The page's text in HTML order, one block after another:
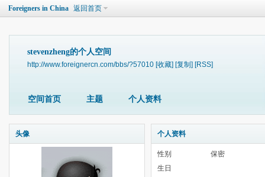
Foreigners in China 返回首页
stevenzheng的个人空间
http://www.foreignercn.com/bbs/?57010 [收藏] [复制] [RSS]
空间首页 主题 个人资料
头像 个人资料
性别
保密
生日